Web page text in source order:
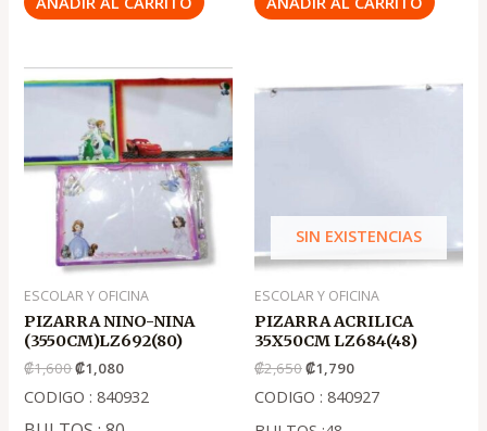
ESCOLAR Y OFICINA
PIZARRA NINO-NINA
(3550CM)LZ692(80)
₡1,600
El
precio
original
era:
₡1,600
₡1,080
El
precio
es:
.
₡1,080
CODIGO : 840932
SIN EXISTENCIAS
ESCOLAR Y OFICINA
PIZARRA ACRILICA
35X50CM LZ684(48)
₡2,650
precio
₡1,790
precio
CODIGO : 840927